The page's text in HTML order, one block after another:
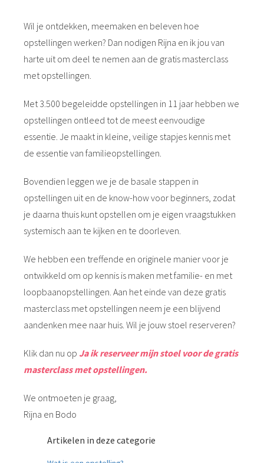
Wil je ontdekken, meemaken en beleven hoe
opstellingen werken? Dan nodigen Rijna en ik jou van
harte uit om deel te nemen aan de gratis masterclass
met opstellingen.
Met 3.500 begeleidde opstellingen in 11 jaar hebben we
opstellingen ontleed tot de meest eenvoudige
essentie. Je maakt in kleine, veilige stapjes kennis met
de essentie van familieopstellingen.
Bovendien leggen we je de basale stappen in
opstellingen uit en de know-how voor beginners, zodat
je daarna thuis kunt opstellen om je eigen vraagstukken
systemisch aan te kijken en te doorleven.
We hebben een treffende en originele manier voor je
ontwikkeld om op kennis is maken met familie- en met
loopbaanopstellingen. Aan het einde van deze gratis
masterclass met opstellingen neem je een blijvend
aandenken mee naar huis. Wil je jouw stoel reserveren?
Klik dan nu op Ja ik reserveer mijn stoel voor de gratis
masterclass met opstellingen.
We ontmoeten je graag,
Rijna en Bodo
Artikelen in deze categorie